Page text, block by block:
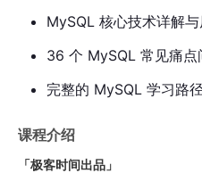
MySQL 核心技术详解与
36 个 MySQL 常见痛点
完整的 MySQL 学习路
课程介绍
「极客时间出品」